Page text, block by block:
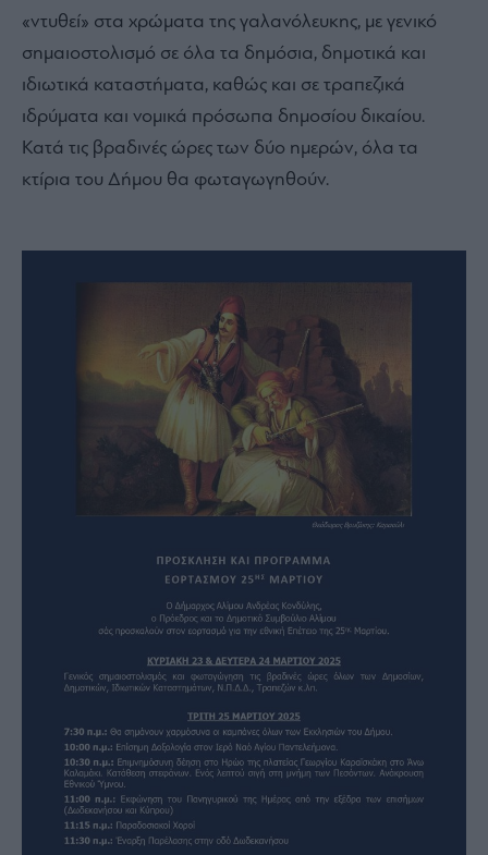
«ντυθεί» στα χρώματα της γαλανόλευκης, με γενικό
σημαιοστολισμό σε όλα τα δημόσια, δημοτικά και
ιδιωτικά καταστήματα, καθώς και σε τραπεζικά
ιδρύματα και νομικά πρόσωπα δημοσίου δικαίου.
Κατά τις βραδινές ώρες των δύο ημερών, όλα τα
κτίρια του Δήμου θα φωταγωγηθούν.